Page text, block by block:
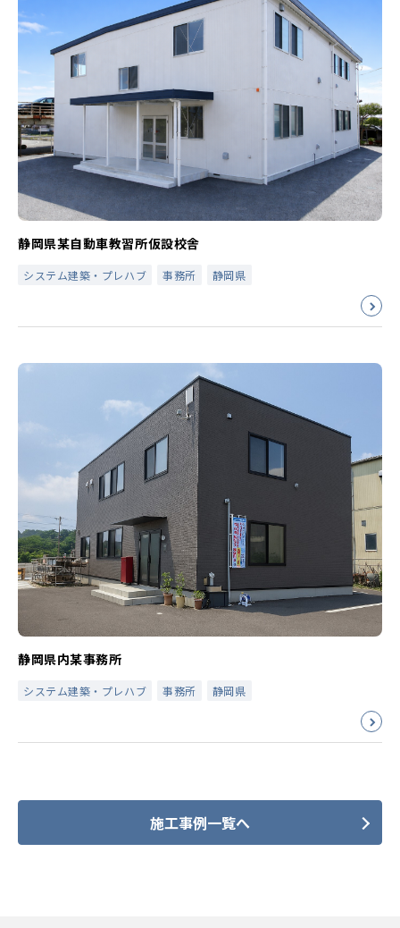
静岡県某自動車教習所仮設校舎
システム建築・プレハブ 事務所 静岡県
静岡県内某事務所
システム建築・プレハブ 事務所 静岡県
施工事例一覧へ